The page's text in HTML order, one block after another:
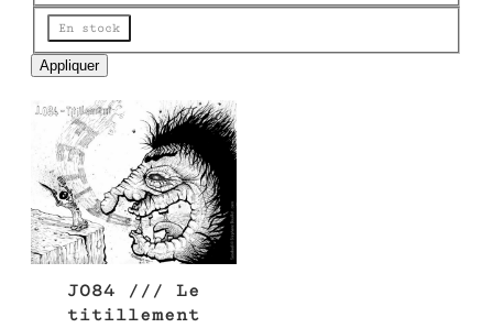
e
Disponibilité
En stock
Appliquer
J084 /// Le
titillement